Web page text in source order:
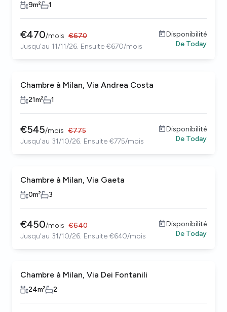
9m² 1
€470/mois €670
Jusqu'au 11/11/26. Ensuite €670/mois
Disponibilité
De Today
Chambre à Milan, Via Andrea Costa
21m² 1
€545/mois €775
Jusqu'au 31/10/26. Ensuite €775/mois
Disponibilité
De Today
Chambre à Milan, Via Gaeta
0m² 3
€450/mois €640
Jusqu'au 31/10/26. Ensuite €640/mois
Disponibilité
De Today
Chambre à Milan, Via Dei Fontanili
24m² 2